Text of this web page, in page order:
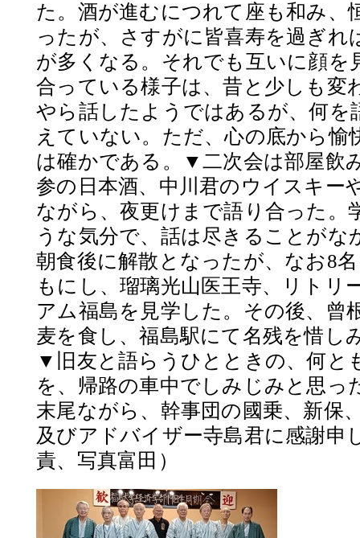
た。酒が進むにつれて座も和み、
ったが、さすがに皆喜寿を過ぎれ
が多くなる。それでも互いに顔を
合っている様子は、昔と少しも
やら話したようではあるが、何を
えていない。ただ、心の底から愉
は確かである。▼二次会は部屋飲
参の日本酒、中川君のウイスキー
ながら、夜更けまで語り合った。
うな気分で、話は尽きることが
朝食後に解散となったが、なお8
もにし、瑠璃光山医王寺、リトリ
アム福島を見学した。その後、曾
麦を食し、福島駅にて名残を惜し
▼旧友と語らうひとときの、何と
を、帰路の車中でしみじみと思
末尾ながら、幹事団の國乗、新保
及びアドバイザー寺島君に感謝申
責、写真富田）